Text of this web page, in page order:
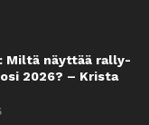
Miltä näyttää rally-
2026? – Krista